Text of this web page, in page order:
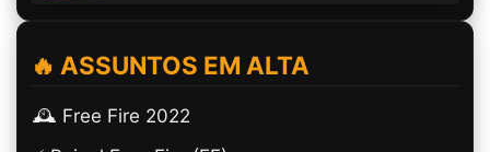
🔥 ASSUNTOS EM ALTA
🕰️ Free Fire 2022